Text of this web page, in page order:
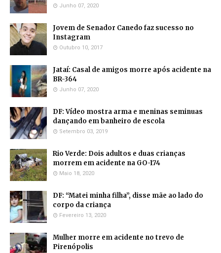
Junho 07, 2020
Jovem de Senador Canedo faz sucesso no
Instagram
Outubro 10, 2017
Jataí: Casal de amigos morre após acidente na
BR-364
Junho 07, 2020
DF: Vídeo mostra arma e meninas seminuas
dançando em banheiro de escola
Setembro 03, 2019
Rio Verde: Dois adultos e duas crianças
morrem em acidente na GO-174
Maio 18, 2020
DF: “Matei minha filha”, disse mãe ao lado do
corpo da criança
Fevereiro 13, 2020
Mulher morre em acidente no trevo de
Pirenópolis